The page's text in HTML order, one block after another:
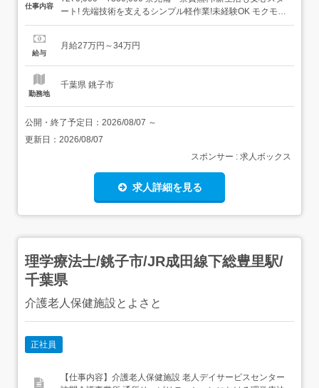
仕事内容
ート! 先端技術を支えるシンプル軽作業!未経験OK モクモク
進められるお仕事です <仕事内容>ドローンパーツを扱う梱
に仕分けを行う 丁寧に梱包して出荷準備 作業はマニュアル
給与
月給27万円～34万円
勤務地
千葉県 銚子市
公開・終了予定日： 2026/08/07 ～
更新日： 2026/08/07
スポンサー : 求人ボックス
求人詳細を見る
理学療法士/銚子市/JR成田線下総豊里駅/
千葉県
介護老人保健施設とよさと
正社員
【仕事内容】介護老人保健施設 老人デイサービスセンター